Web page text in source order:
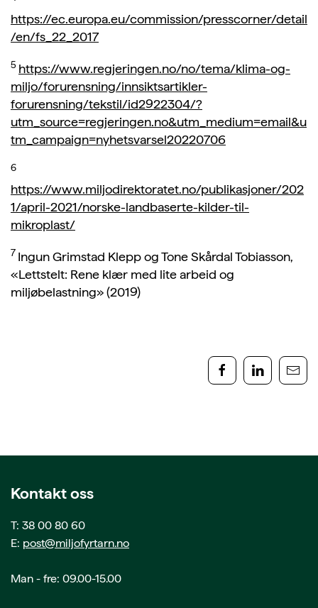
https://ec.europa.eu/commission/presscorner/detail
/en/fs_22_2017
5 https://www.regjeringen.no/no/tema/klima-og-
miljo/forurensning/innsiktsartikler-
forurensning/tekstil/id2922304/?
utm_source=regjeringen.no&utm_medium=email&u
tm_campaign=nyhetsvarsel20220706
6
https://www.miljodirektoratet.no/publikasjoner/202
1/april-2021/norske-landbaserte-kilder-til-
mikroplast/
7 Ingun Grimstad Klepp og Tone Skårdal Tobiasson,
«Lettstelt: Rene klær med lite arbeid og
miljøbelastning» (2019)
Kontakt oss
T: 38 00 80 60
E: post@miljofyrtarn.no
Man - fre: 09.00-15.00